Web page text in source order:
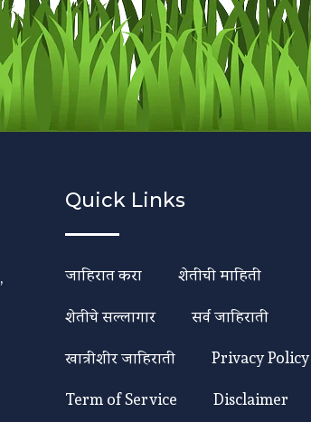
Quick Links
जाहिरात करा
शेतीची माहिती
शेतीचे सल्लागार
सर्व जाहिराती
खात्रीशीर जाहिराती
Privacy Policy
Term of Service
Disclaimer